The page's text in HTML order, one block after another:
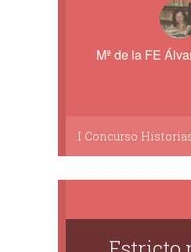
Mª de la FE
I Concurso